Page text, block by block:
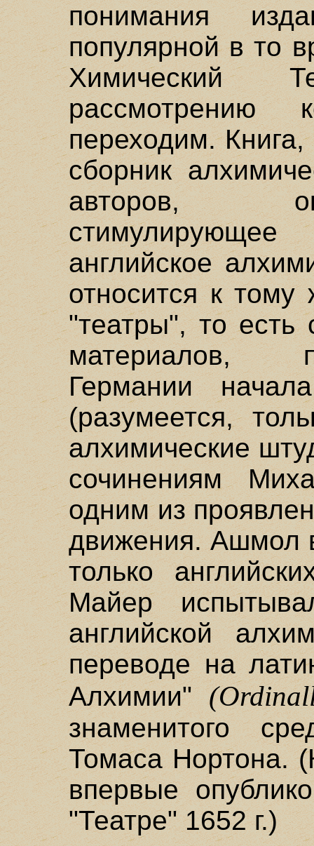
понимания
популярной в то
Химический
рассмотрению
переходим.
сборник
авторов,
английское
относится к
"театры", то есть
материалов,
Германии
(разумеется,
алхимические
сочинениям
одним из
движения. Ашмол
только
Майер
английской
переводе на
Алхимии"
знаменитого
Томаса Нортона.
впервые
"Театре" 1652 г.)